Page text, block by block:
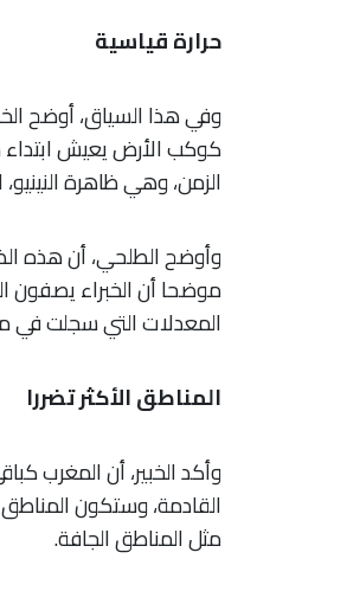
حرارة قياسية
وفي هذا السياق، أوضح
كوكب الأرض يعيش
الزمن، وهي ظاهرة
وأوضح الطلحي، أن هذه
موضحا أن الخبراء يصفون
المعدلات التي سجلت في
المناطق الأكثر تضررا
وأكد الخبير، أن المغرب
القادمة، وستكون المناطق
مثل المناطق الجافة.